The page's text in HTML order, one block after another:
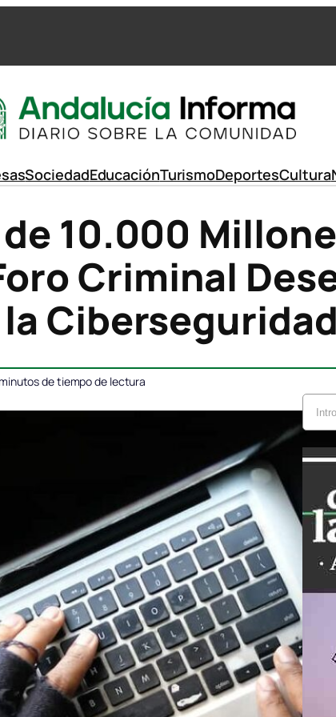
SociedadEducaciónTurismoDeportesCultura
10.000
Criminal
Ciberseguridad
minutos de tiempo de lectura